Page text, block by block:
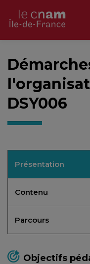
DSY006
Présentation
Contenu
Parcours
Objectifs